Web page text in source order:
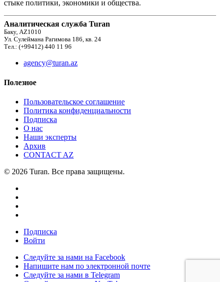
стыке политики, экономики и общества.
Аналитическая служба Turan
Баку, AZ1010
Ул. Сулеймана Рагимова 186, кв. 24
Тел.: (+99412) 440 11 96
agency@turan.az
Полезное
Пользовательское соглашение
Политика конфиденциальности
Подписка
О нас
Наши эксперты
Архив
CONTACT AZ
© 2026 Turan. Все права защищены.
Подписка
Войти
Следуйте за нами на Facebook
Напишите нам по электронной почте
Следуйте за нами в Telegram